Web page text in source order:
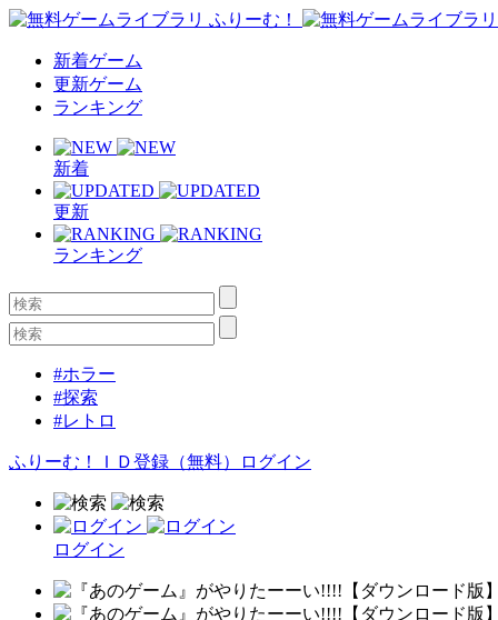
新着ゲーム
更新ゲーム
ランキング
新着
更新
ランキング
#ホラー
#探索
#レトロ
ふりーむ！ＩＤ登録（無料） ログイン
ログイン